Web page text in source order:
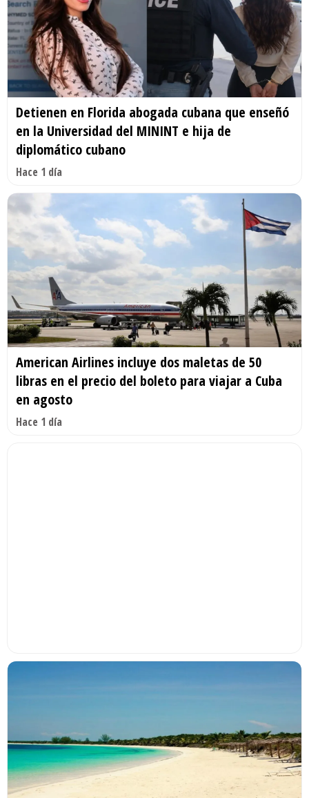
Detienen en Florida abogada cubana que enseñó
en la Universidad del MININT e hija de
diplomático cubano
Hace 1 día
American Airlines incluye dos maletas de 50
libras en el precio del boleto para viajar a Cuba
en agosto
Hace 1 día